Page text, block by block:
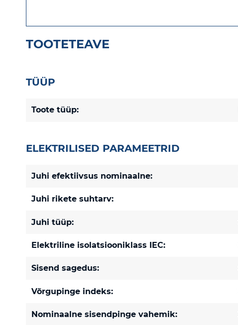
TOOTETEAVE
TÜÜP
Toote tüüp:
ELEKTRILISED PARAMEETRID
Juhi efektiivsus nominaalne:
Juhi rikete suhtarv:
Juhi tüüp:
Elektriline isolatsiooniklass IEC:
Sisend sagedus:
Võrgupinge indeks:
Nominaalne sisendpinge vahemik: